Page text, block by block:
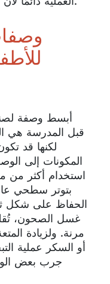
أبسط وصفة
قبل المدرسة هي
لكنها قد
المكونات إلى
استخدام أكثر من
بتوتر سطحي
الحفاظ على شكل
غسل الصحون،
مرنة. ولزيادة
أو السكر عملية
جرب بعض